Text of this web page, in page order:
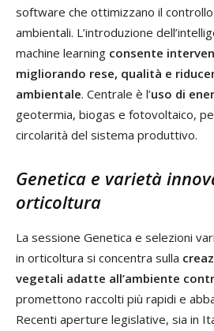
software che ottimizzano il
ambientali. L’introduzione
machine learning consente
migliorando rese, qualità e
ambientale. Centrale è l’uso di
geotermia, biogas e fotovoltaico,
circolarità del sistema produttivo.
Genetica e varietà
orticoltura
La sessione Genetica e selezioni
in orticoltura si concentra sulla
vegetali adatte all’ambiente
promettono raccolti più rapidi e
Recenti aperture legislative, sia in